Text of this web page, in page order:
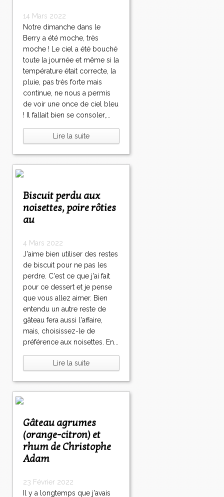
14 Mars 2022
Notre dimanche dans le
Berry a été moche, très
moche ! Le ciel a été bouché
toute la journée et même si la
température était correcte, la
pluie, pas très forte mais
continue, ne nous a permis
de voir une once de ciel bleu
! Il fallait bien se consoler,...
Lire la suite
Biscuit perdu aux
noisettes, poire rôties
au
4 Mars 2022
J'aime bien utiliser des restes
de biscuit pour ne pas les
perdre. C'est ce que j'ai fait
pour ce dessert et je pense
que vous allez aimer. Bien
entendu un autre reste de
gâteau fera aussi l'affaire,
mais, choisissez-le de
préférence aux noisettes. En...
Lire la suite
Gâteau agrumes
(orange-citron) et
rhum de Christophe
Adam
23 Février 2022
Il y a longtemps que j'avais